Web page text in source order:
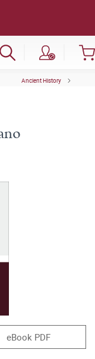
Ancient History
eBook PDF